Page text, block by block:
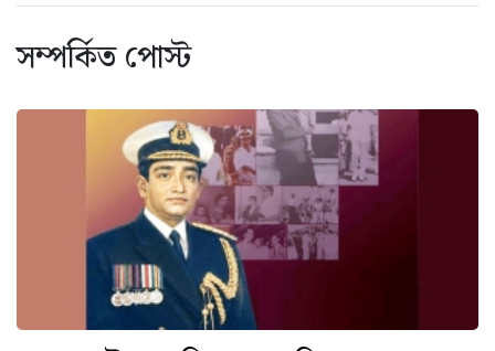
সম্পর্কিত পোস্ট